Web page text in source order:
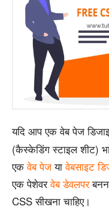
यदि आप एक वेब पेज
(कैस्केडिंग स्टाइल शीट)
एकवेब पेजयावेबसाइट
एक पेशेवरवेब डेवलपर
CSS सीखना चाहिए।